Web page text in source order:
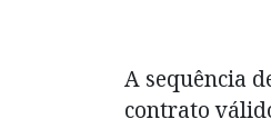
A sequência
contrato